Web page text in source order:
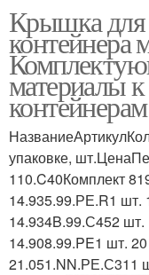
Крышка для
контейнера
материалы
упаковке,
110.C40Комплект
14.935.99.РЕ.R1 шт.
14.934B.99.С452
14.908.99.PE1 шт.
21.051.NN.РЕ.С311